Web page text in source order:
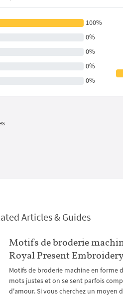
100%
0%
0%
0%
0%
Articles & Guides
Motifs de broderie
Royal Present
Motifs de broderie machine en
mots justes et on se sent parfois
d'amour. Si vous cherchez un moyen